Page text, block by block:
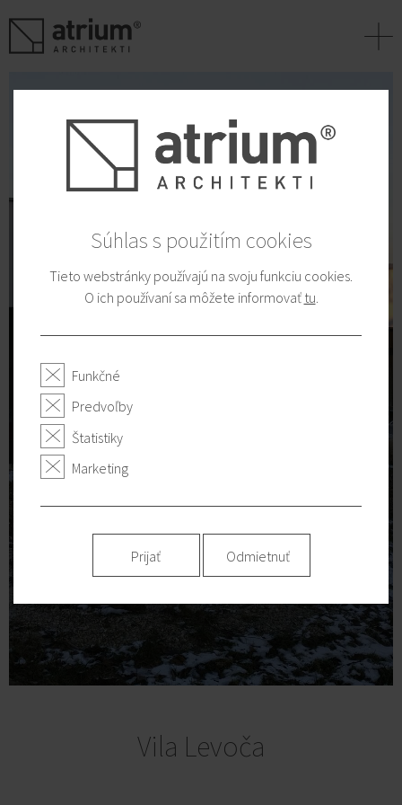
+
Vila Levoča
Súhlas s použitím cookies
Tieto webstránky používajú na svoju funkciu cookies.
O ich používaní sa môžete informovať tu
Funkčné
Predvoľby
Štatistiky
Marketing
Prijať Odmietnuť